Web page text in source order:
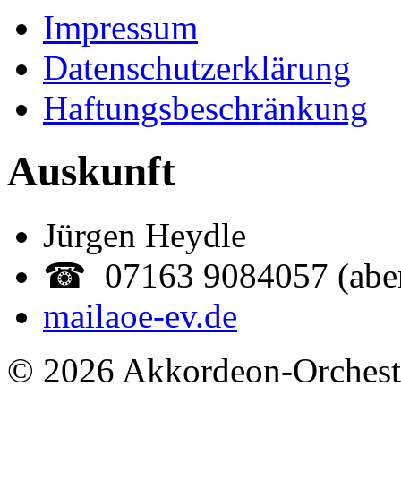
Impressum
Datenschutzerklärung
Haftungsbeschränkung
Auskunft
Jürgen Heydle
☎ 07163 9084057
mailaoe-ev.de
© 2026 Akkordeon-